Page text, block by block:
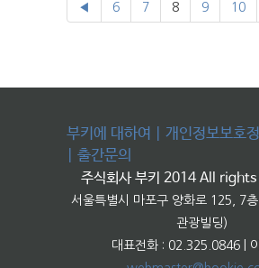
◀ 6 7 8 9 10
부키에 대하여 개인정보보호
출간문의
주식회사 부키 2014 All
서울특별시 마포구 양화로 125, 7
관광빌딩)
대표전화 : 02.325.0846 |